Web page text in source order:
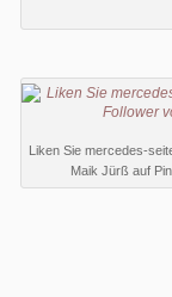
Liken Sie mercedes-
Maik Jürß auf